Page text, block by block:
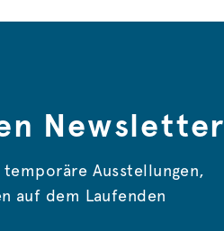
Newsletter
Ausstellungen,
auf dem Laufenden